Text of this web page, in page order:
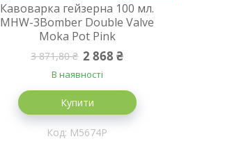
Кавоварка гейзерна 100 мл.
MHW-3Bomber Double Valve
Moka Pot Pink
3 871,80 ₴ 2 868 ₴
В наявності
Купити
M5674P